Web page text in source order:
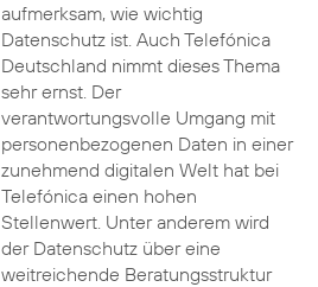
aufmerksam, wie wichtig
Datenschutz ist. Auch Telefónica
Deutschland nimmt dieses Thema
sehr ernst. Der
verantwortungsvolle Umgang mit
personenbezogenen Daten in einer
zunehmend digitalen Welt hat bei
Telefónica einen hohen
Stellenwert. Unter anderem wird
der Datenschutz über eine
weitreichende Beratungsstruktur